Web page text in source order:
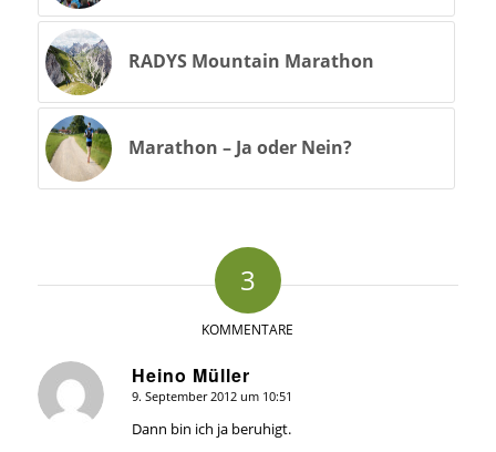
RADYS Mountain Marathon
Marathon – Ja oder Nein?
3
KOMMENTARE
Heino Müller
sagte:
9. September 2012 um 10:51
Dann bin ich ja beruhigt.